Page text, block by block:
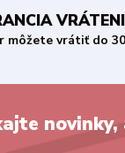
môžete vrátiť do
novinky,